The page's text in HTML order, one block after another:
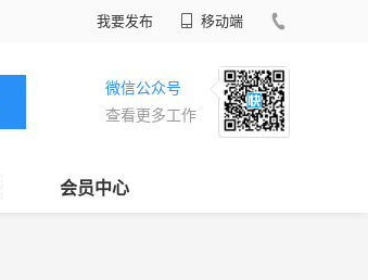
我要发布 移动端
微信公众号
查看更多工作
会员中心